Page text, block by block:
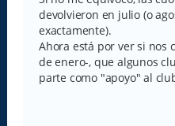
devolvieron en julio (o
exactamente).
Ahora está por ver si nos
de enero-, que algunos
parte como "apoyo" al